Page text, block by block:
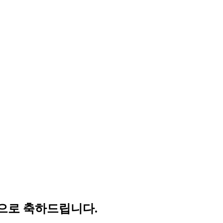
로 축하드립니다.